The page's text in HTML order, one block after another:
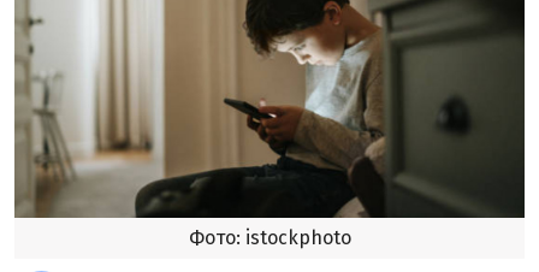
Фото: istockphoto